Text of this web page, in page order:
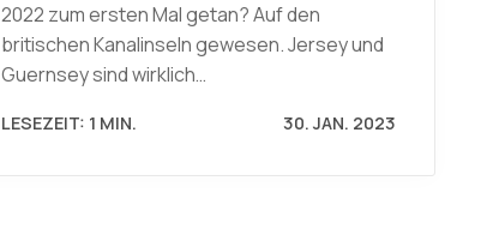
2022 zum ersten Mal getan? Auf den
britischen Kanalinseln gewesen. Jersey und
Guernsey sind wirklich…
LESEZEIT: 1 MIN. 30. JAN. 2023